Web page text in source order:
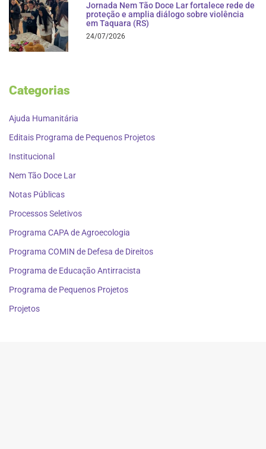
Jornada Nem Tão Doce Lar fortalece rede de
proteção e amplia diálogo sobre violência
em Taquara (RS)
24/07/2026
Categorias
Ajuda Humanitária
Editais Programa de Pequenos Projetos
Institucional
Nem Tão Doce Lar
Notas Públicas
Processos Seletivos
Programa CAPA de Agroecologia
Programa COMIN de Defesa de Direitos
Programa de Educação Antirracista
Programa de Pequenos Projetos
Projetos